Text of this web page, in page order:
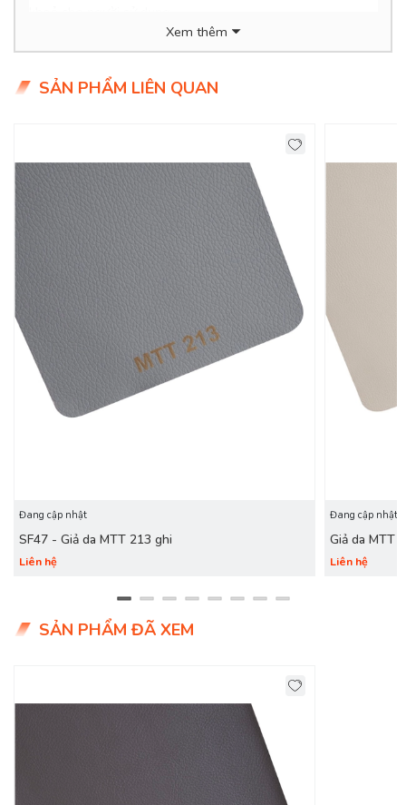
- Giá siêu hợp lý chỉ 2xx/mét (xx tiểu học ạ)
Xem thêm
SẢN PHẨM LIÊN QUAN
Đang cập nhật
SF47 - Giả da MTT 213 ghi
Liên hệ
Đang cập nhật
Giả da MTT
Liên hệ
SẢN PHẨM ĐÃ XEM